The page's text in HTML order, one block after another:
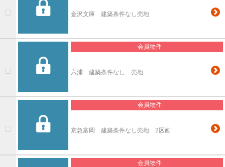
金沢文庫 建築条件なし売地
会員物件
六浦 建築条件なし 売地
会員物件
京急富岡 建築条件なし売地 2区画
会員物件